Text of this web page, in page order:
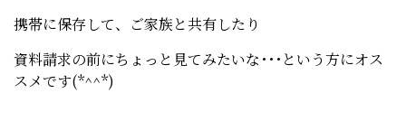
携帯に保存して、ご家族と共有したり
資料請求の前にちょっと見てみたいな･･･という方にオス
スメです(*^^*)